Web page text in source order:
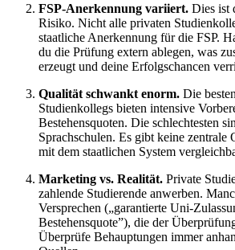
FSP-Anerkennung variiert. Dies ist
Risiko. Nicht alle privaten
staatliche Anerkennung für die FSP.
du die Prüfung extern ablegen, was
erzeugt und deine Erfolgschancen
Qualität schwankt enorm. Die
Studienkollegs bieten intensive
Bestehensquoten. Die schlechtesten
Sprachschulen. Es gibt keine zentrale
mit dem staatlichen System
Marketing vs. Realität. Private
zahlende Studierende anwerben.
Versprechen („garantierte Uni-
Bestehensquote”), die der
Überprüfe Behauptungen immer